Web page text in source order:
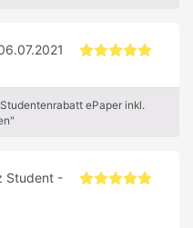
ePaper inkl.
Student -